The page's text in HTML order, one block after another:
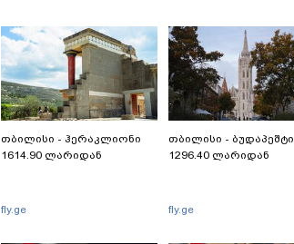
თბილისი - ჰერაკლიონი
1614.90 ლარიდან
fly.ge
თბილისი - ბუდაპეშტი
1296.40 ლარიდან
fly.ge